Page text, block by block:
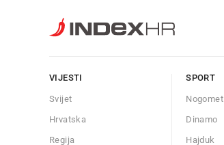
VIJESTI
Svijet
Hrvatska
Regija
SPORT
Nogomet
Dinamo
Hajduk